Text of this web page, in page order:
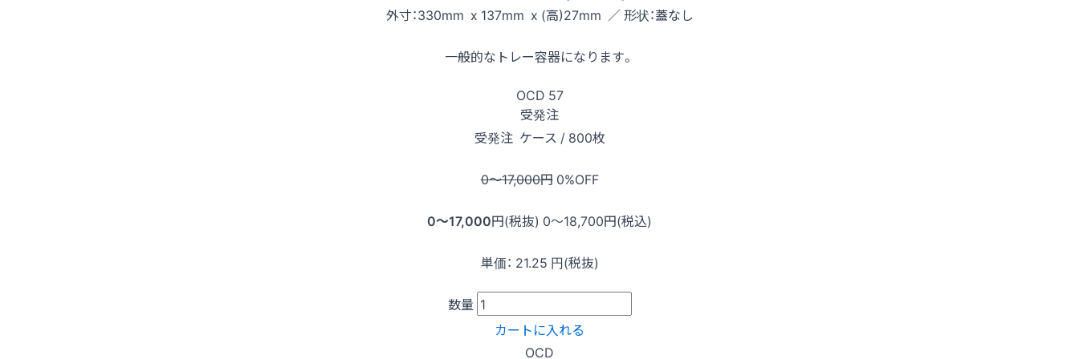
外寸：330mm x 137mm x (高)27mm ／ 形状：蓋なし
一般的なトレー容器になります。
OCD 57
受発注
受発注 ケース / 800枚
0〜17,000円 0%OFF
0〜17,000円(税抜) 0〜18,700円(税込)
単価： 21.25 円(税抜)
数量
カートに入れる
OCD